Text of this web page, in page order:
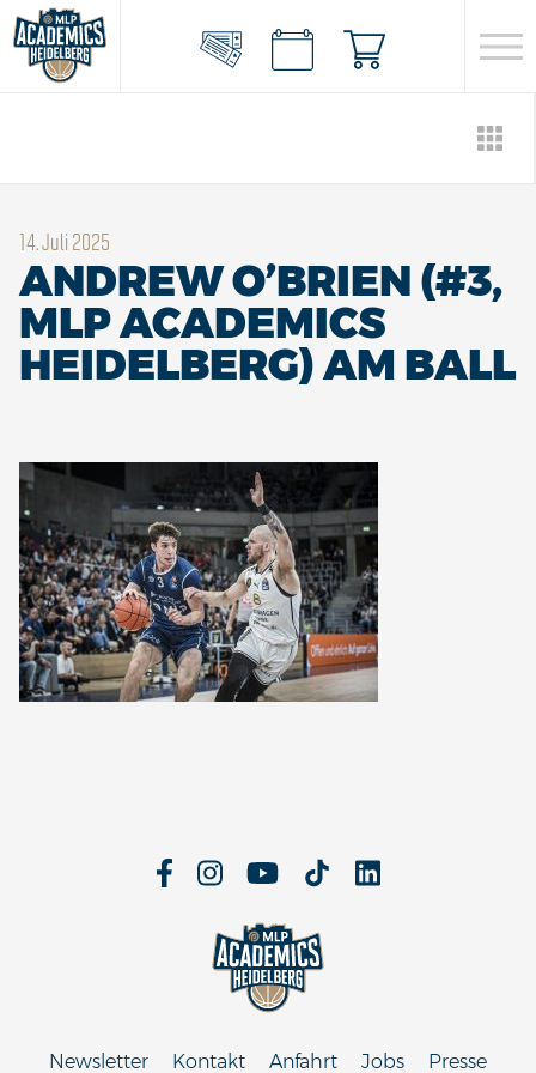
14. Juli 2025
ANDREW O’BRIEN (#3,
MLP ACADEMICS
HEIDELBERG) AM BALL
Newsletter Kontakt Anfahrt Jobs Presse